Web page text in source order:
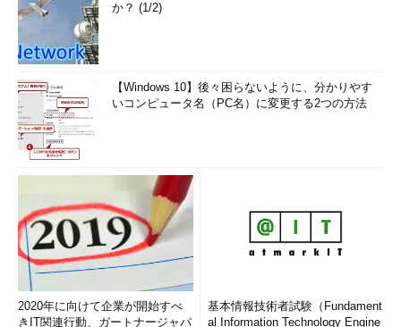
か？ (1/2)
【Windows 10】後々困らないように、分かりやす
いコンピュータ名（PC名）に変更する2つの方法
2020年に向けて企業が開始すべ
きIT関連行動、ガートナージャパ
基本情報技術者試験（Fundament
al Information Technology Engine